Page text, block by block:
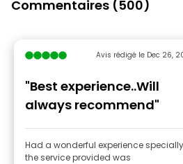
Commentaires (500)
Avis rédigé le Dec 26,
"Best experience..Will
always recommend"
Had a wonderful experience specially
the service provided was